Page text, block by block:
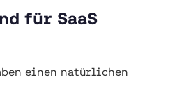
für SaaS
einen natürlichen